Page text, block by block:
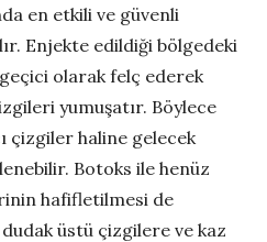
en etkili ve güvenli
Enjekte edildiği bölgedeki
olarak felç ederek
yumuşatır. Böylece
çizgiler haline gelecek
Botoks ile henüz
hafifletilmesi de
üstü çizgilere ve kaz